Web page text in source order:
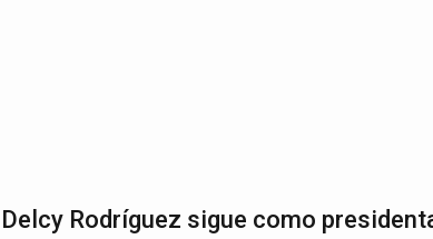
Delcy Rodríguez sigue como